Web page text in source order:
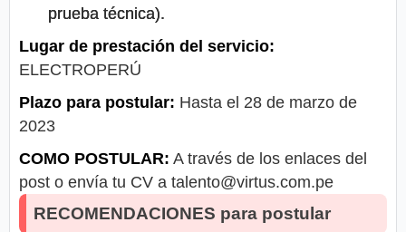
prueba técnica).
Lugar de prestación del servicio:
ELECTROPERÚ
Plazo para postular: Hasta el 28 de marzo de
2023
COMO POSTULAR: A través de los enlaces del
post o envía tu CV a talento@virtus.com.pe
RECOMENDACIONES para postular